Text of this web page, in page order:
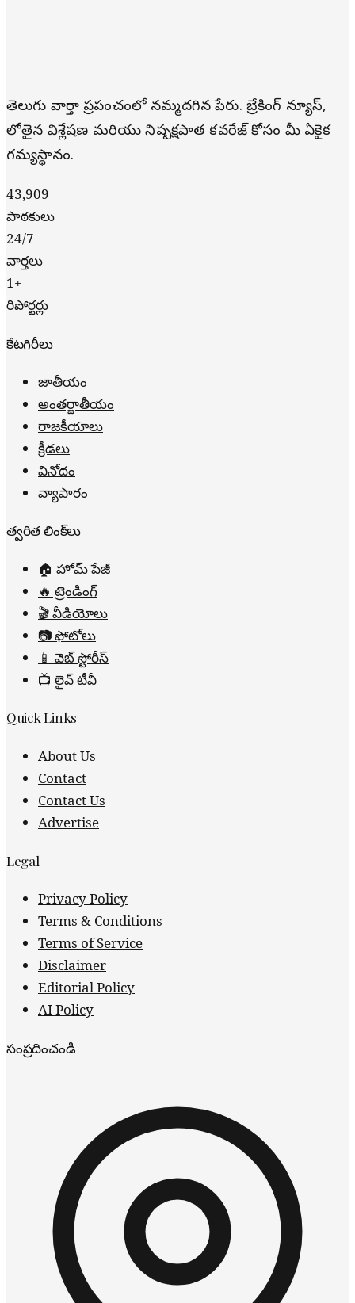
తెలుగు వార్తా ప్రపంచంలో నమ్మదగిన పేరు. బ్రేకింగ్ న్యూస్,
లోతైన విశ్లేషణ మరియు నిష్పక్షపాత కవరేజ్ కోసం మీ ఏకైక
గమ్యస్థానం.
43,909
పాఠకులు
24/7
వార్తలు
1+
రిపోర్టర్లు
కేటగిరీలు
జాతీయం
అంతర్జాతీయం
రాజకీయాలు
క్రీడలు
వినోదం
వ్యాపారం
త్వరిత లింక్‌లు
🏠 హోమ్ పేజీ
🔥 ట్రెండింగ్
🎬 వీడియోలు
📷 ఫోటోలు
📱 వెబ్ స్టోరీస్
📺 లైవ్ టీవీ
Quick Links
About Us
Contact
Contact Us
Advertise
Legal
Privacy Policy
Terms & Conditions
Terms of Service
Disclaimer
Editorial Policy
AI Policy
సంప్రదించండి